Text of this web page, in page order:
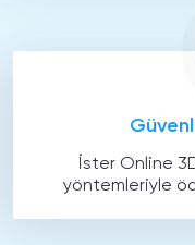
İster Online
yöntemleriyle